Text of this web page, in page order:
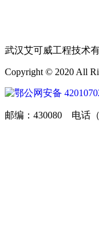
武汉艾可威工程技术
Copyright © 2020 All
鄂公网安备
邮编：430080 电话